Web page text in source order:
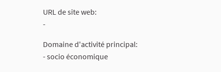
URL de site web:
-
Domaine d'activité principal:
- socio économique